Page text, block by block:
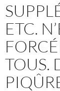
ETC.
TOUS.